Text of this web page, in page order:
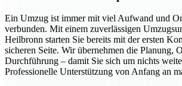
Ein Umzug ist immer mit viel Aufwand und
verbunden. Mit einem zuverlässigen
Heilbronn starten Sie bereits mit der ersten
sicheren Seite. Wir übernehmen die Planung,
Durchführung – damit Sie sich um nichts
Professionelle Unterstützung von Anfang an